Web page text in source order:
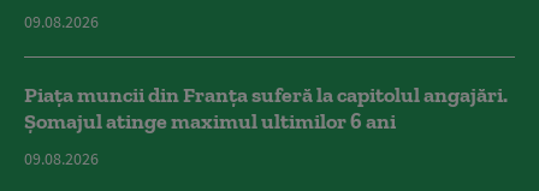
09.08.2026
Piața muncii din Franța suferă la capitolul angajări.
Șomajul atinge maximul ultimilor 6 ani
09.08.2026